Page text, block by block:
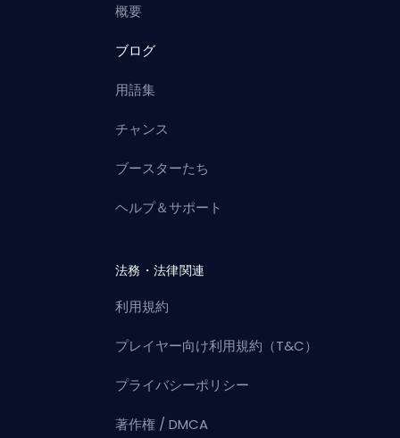
概要
ブログ
用語集
チャンス
ブースターたち
ヘルプ＆サポート
法務・法律関連
利用規約
プレイヤー向け利用規約（T&C）
プライバシーポリシー
著作権 / DMCA